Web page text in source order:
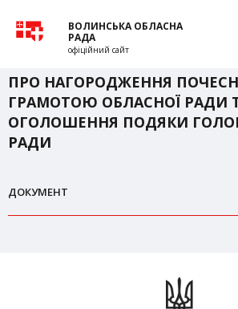
ВОЛИНСЬКА ОБЛАСНА
РАДА
офіційний сайт
ПРО НАГОРОДЖЕННЯ
ГРАМОТОЮ ОБЛАСНОЇ РАДИ
ОГОЛОШЕННЯ ПОДЯКИ
РАДИ
ДОКУМЕНТ